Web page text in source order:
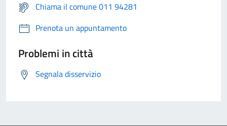
Chiama il comune 011 94281
Prenota un appuntamento
Problemi in città
Segnala disservizio